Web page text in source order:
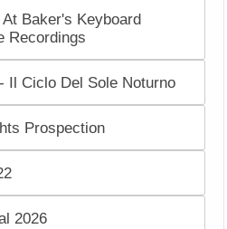
Baker's Keyboard
Recordings
Il Ciclo Del Sole Noturno
Prospection
2026